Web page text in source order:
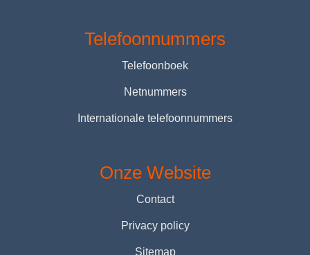
Telefoonnummers
Telefoonboek
Netnummers
Internationale telefoonnummers
Onze Website
Contact
Privacy policy
Sitemap